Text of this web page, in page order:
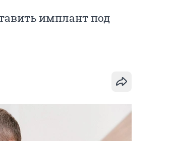
имплант под